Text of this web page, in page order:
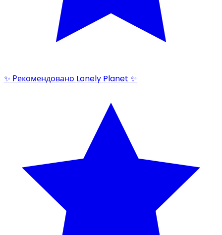
✨ Рекомендовано Lonely Planet ✨